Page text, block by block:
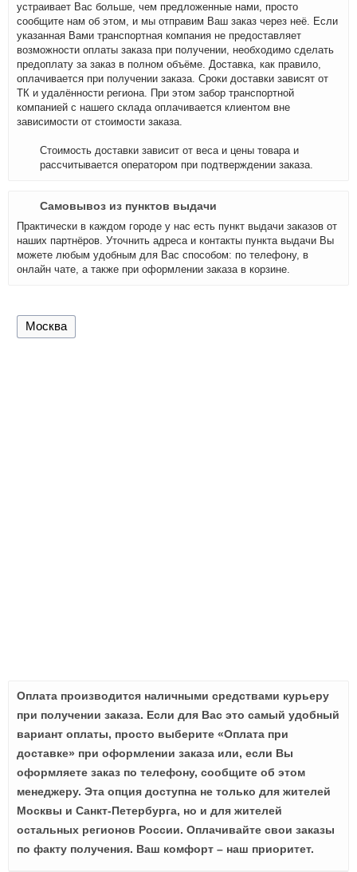
устраивает Вас больше, чем предложенные нами, просто
сообщите нам об этом, и мы отправим Ваш заказ через неё. Если
указанная Вами транспортная компания не предоставляет
возможности оплаты заказа при получении, необходимо сделать
предоплату за заказ в полном объёме. Доставка, как правило,
оплачивается при получении заказа. Сроки доставки зависят от
ТК и удалённости региона. При этом забор транспортной
компанией с нашего склада оплачивается клиентом вне
зависимости от стоимости заказа.
Стоимость доставки зависит от веса и цены товара и
рассчитывается оператором при подтверждении заказа.
Самовывоз из пунктов выдачи
Практически в каждом городе у нас есть пункт выдачи заказов от
наших партнёров. Уточнить адреса и контакты пункта выдачи Вы
можете любым удобным для Вас способом: по телефону, в
онлайн чате, а также при оформлении заказа в корзине.
Москва
Оплата производится наличными средствами курьеру
при получении заказа. Если для Вас это самый удобный
вариант оплаты, просто выберите «Оплата при
доставке» при оформлении заказа или, если Вы
оформляете заказ по телефону, сообщите об этом
менеджеру. Эта опция доступна не только для жителей
Москвы и Санкт-Петербурга, но и для жителей
остальных регионов России. Оплачивайте свои заказы
по факту получения. Ваш комфорт – наш приоритет.